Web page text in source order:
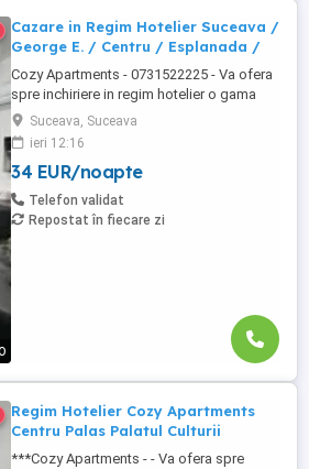
Cazare in Regim Hotelier Suceava /
George E. / Centru / Esplanada /
Cozy Apartments - 0731522225 - Va ofera
spre inchiriere in regim hotelier o gama
variata de apartamente si garsoniere
situate in puncte cheie ale orasului
Suceava: Bulevardul George Enescu. In
centrul Orasului pe Esplanada langa
McDonald's. Bulevardul 1 Mai Obcini
Zamca Burdujeni Ipotesti Pentru ...
Suceava, Suceava
ieri 12:16
34 EUR/noapte
Telefon validat
Repostat în fiecare zi
Regim Hotelier Cozy Apartments
Centru Palas Palatul Culturii
***Cozy Apartments - - Va ofera spre